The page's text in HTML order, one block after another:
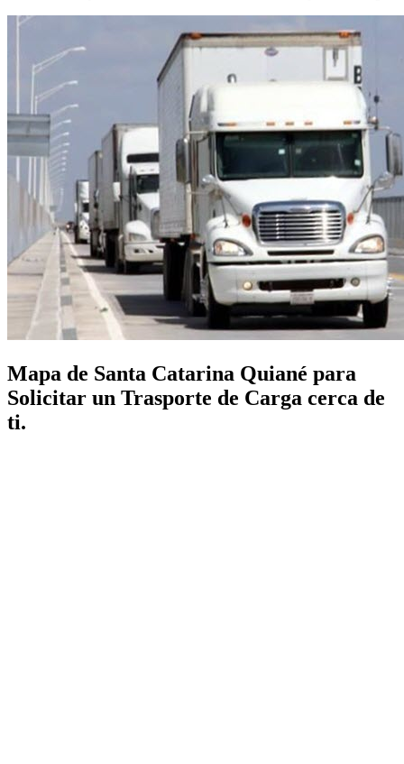
Mapa de Santa Catarina Quiané para
Solicitar un Trasporte de Carga cerca de
ti.